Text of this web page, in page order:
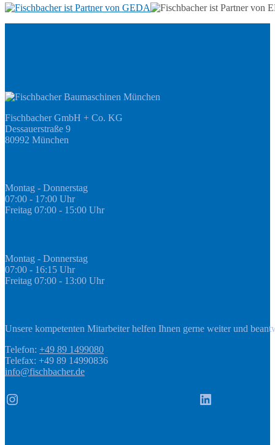
Fischbacher GmbH + Co. KG
Dessauerstraße 9
80992 München
Montag - Donnerstag
07:00 - 17:00 Uhr
Freitag 07:00 - 15:00 Uhr
Montag - Donnerstag
07:00 - 16:15 Uhr
Freitag 07:00 - 13:00 Uhr
Unsere kompetenten Mitarbeiter helfen Ihnen gerne weiter und
Telefon: +49 89 1499080
Telefax: +49 89 14990836
info@fischbacher.de
Instagram LinkedIn